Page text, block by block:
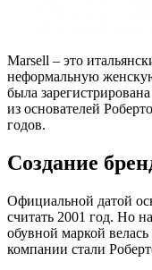
Marsell – это
неформальную
была
из основателей
годов.
Создание
Официальной датой
считать 2001 год. Но
обувной маркой
компании стали